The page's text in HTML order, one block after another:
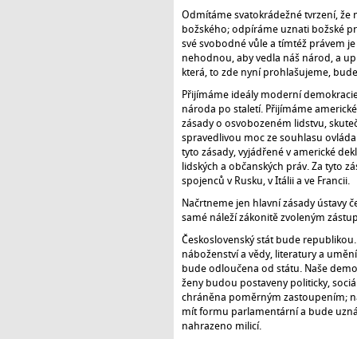
Odmítáme svatokrádežné tvrzení,
božského; odpíráme uznati božské
své svobodné vůle a tímtéž právem
nehodnou, aby vedla náš národ, a
která, to zde nyní prohlašujeme,
Přijímáme ideály moderní
národa po staletí. Přijímáme
zásady o osvobozeném lidstvu,
spravedlivou moc ze souhlasu
tyto zásady, vyjádřené v americké
lidských a občanských práv. Za tyto
spojenců v Rusku, v Itálii a ve Francii.
Načrtneme jen hlavní zásady ústavy
samé náleží zákonitě zvoleným
Československý stát bude
náboženství a vědy, literatury a
bude odloučena od státu. Naše
ženy budou postaveny politicky,
chráněna poměrným zastoupením;
mít formu parlamentární a bude
nahrazeno milicí.